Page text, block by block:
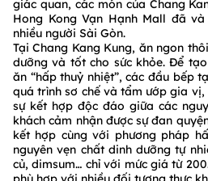
giác quan, các món của Chang
Hong Kong Vạn Hạnh Mall đã
nhiều người Sài Gòn.
Tại Chang Kang Kung, ăn ngon
dưỡng và tốt cho sức khỏe. Để
ăn “hấp thuỷ nhiệt”, các đầu bếp
quá trình sơ chế và tẩm ướp gia
sự kết hợp độc đáo giữa các
khách cảm nhận được sự đan
kết hợp cùng với phương pháp
nguyên vẹn chất dinh dưỡng tự
củ, dimsum… chỉ với mức giá từ